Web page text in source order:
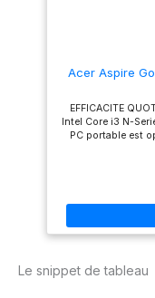
Acer Aspire Go
EFFICACITE
Intel Core i3 N-
PC portable est
navigation
applications de
HD
l'écran Full HD
Anti-reflet réduit
sessions de
DEMARRAGE
secondes,
Le snippet de tableau